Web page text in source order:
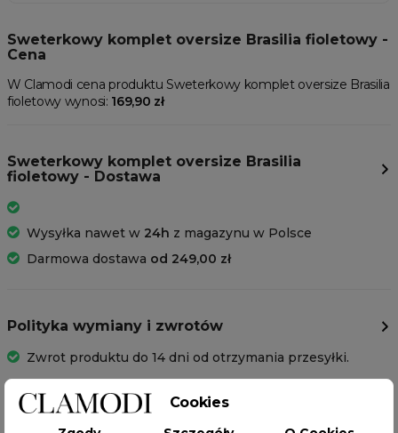
Sweterkowy komplet oversize Brasilia fioletowy -
Cena
W Clamodi cena produktu Sweterkowy komplet oversize Brasilia
fioletowy wynosi: 169,90 zł
Sweterkowy komplet oversize Brasilia
fioletowy - Dostawa
Wysyłka nawet w 24h z magazynu w Polsce
Darmowa dostawa od 249,00 zł
Polityka wymiany i zwrotów
Zwrot produktu do 14 dni od otrzymania przesyłki.
Cookies